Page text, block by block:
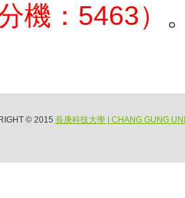
分機：5463）
© 2015 長庚科技大學 | CHANG GUNG